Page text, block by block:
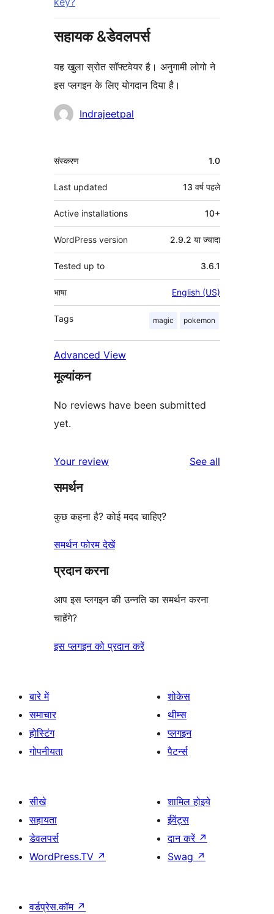
सहायक &डेवलपर्स
यह खुला स्रोत सॉफ्टवेयर है। अनुगामी लोगो ने
इस प्लगइन के लिए योगदान दिया है।
योगदानकर्ताIndrajeetpal
मेटा
संस्करण 1.0
Last updated 13 वर्ष पहले
Active installations 10+
WordPress version 2.9.2 या ज्यादा
Tested up to 3.6.1
भाषा English (US)
Tags magic pokemon
Advanced View
मूल्यांकन
No reviews have been submitted
yet.
Your review See all
समर्थन
कुछ कहना है? कोई मदद चाहिए?
समर्थन फोरम देखें
प्रदान करना
आप इस प्लगइन की उन्नति का समर्थन करना
चाहेंगे?
इस प्लगइन को प्रदान करें
बारे में
समाचार
होस्टिंग
गोपनीयता
शोकेस
थीम्स
प्लगइन
पैटर्न्स
सीखे
सहायता
डेवलपर्स
WordPress.TV ↗
शामिल होइये
ईवेंट्स
दान करें ↗
Swag ↗
वर्डप्रेस.कॉम ↗